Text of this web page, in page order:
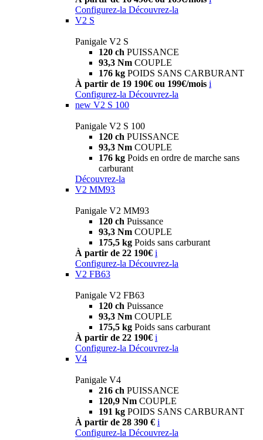
Configurez-la Découvrez-la
V2 S
Panigale V2 S
120 ch PUISSANCE
93,3 Nm COUPLE
176 kg POIDS SANS CARBURANT
À partir de 19 190€ ou 199€/mois i
Configurez-la Découvrez-la
new V2 S 100
Panigale V2 S 100
120 ch PUISSANCE
93,3 Nm COUPLE
176 kg Poids en ordre de marche sans
carburant
Découvrez-la
V2 MM93
Panigale V2 MM93
120 ch Puissance
93,3 Nm COUPLE
175,5 kg Poids sans carburant
À partir de 22 190€ i
Configurez-la Découvrez-la
V2 FB63
Panigale V2 FB63
120 ch Puissance
93,3 Nm COUPLE
175,5 kg Poids sans carburant
À partir de 22 190€ i
Configurez-la Découvrez-la
V4
Panigale V4
216 ch PUISSANCE
120,9 Nm COUPLE
191 kg POIDS SANS CARBURANT
À partir de 28 390 € i
Configurez-la Découvrez-la